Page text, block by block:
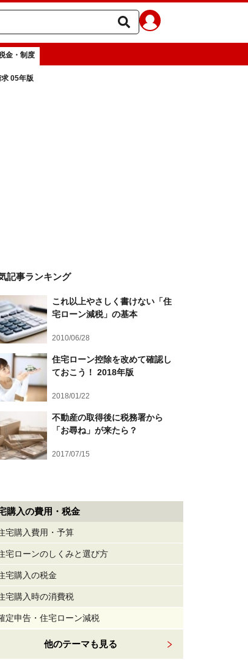
金・制度
求 05年版
記事ランキング
これ以上やさしく書けない「住
宅ローン減税」の基本
2010/06/28
住宅ローン控除を改めて確認し
ておこう！ 2018年版
2018/01/22
不動産の取得後に税務署から
「お尋ね」が来たら？
2017/07/15
購入の費用・税金
宅購入費用・予算
宅ローンのしくみと選び方
宅購入の税金
宅購入時の消費税
定申告・住宅ローン減税
他のテーマも見る